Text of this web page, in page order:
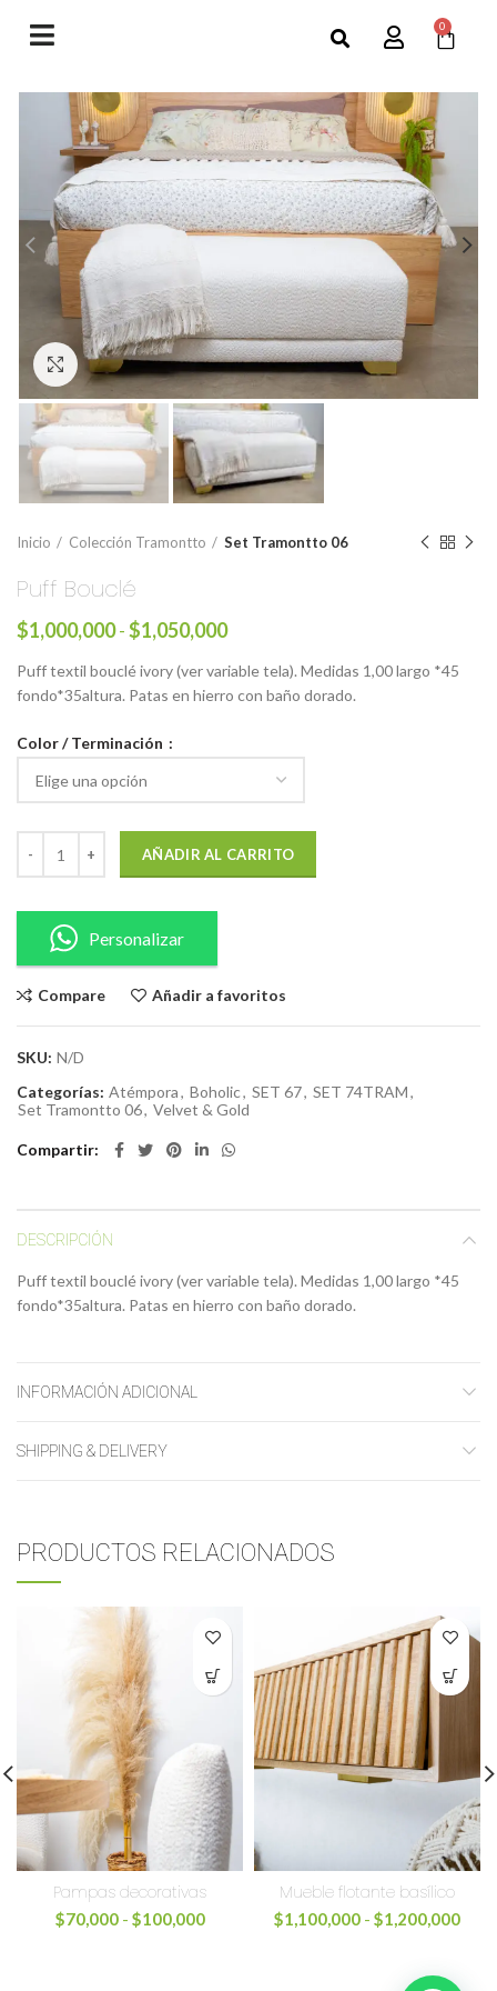
0
Click to enlarge
Inicio Colección Tramontto Set Tramontto 06
Puff Bouclé
$1,000,000-$1,050,000
Puff textil bouclé ivory (ver variable tela). Medidas 1,00 largo *45
fondo*35altura. Patas en hierro con baño dorado.
Color / Terminación
AÑADIR AL CARRITO
Personalizar
Compare Añadir a favoritos
SKU: N/D
Categorías: Atémpora, Boholic, SET 67, SET 74TRAM,
Set Tramontto 06, Velvet & Gold
Compartir
DESCRIPCIÓN
Puff textil bouclé ivory (ver variable tela). Medidas 1,00 largo *45
fondo*35altura. Patas en hierro con baño dorado.
INFORMACIÓN ADICIONAL
SHIPPING & DELIVERY
PRODUCTOS RELACIONADOS
Pampas decorativas
$70,000 - $100,000
Mueble flotante basílico
$1,100,000 - $1,200,000